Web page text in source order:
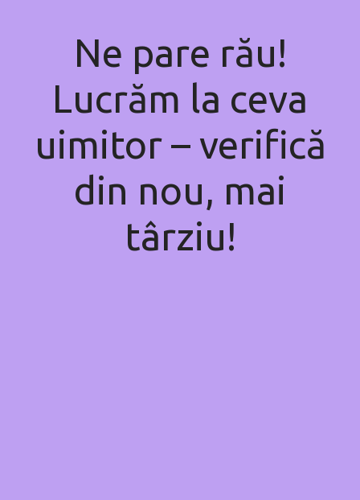
Ne pare rău!
Lucrăm la ceva
uimitor – verifică
din nou, mai
târziu!